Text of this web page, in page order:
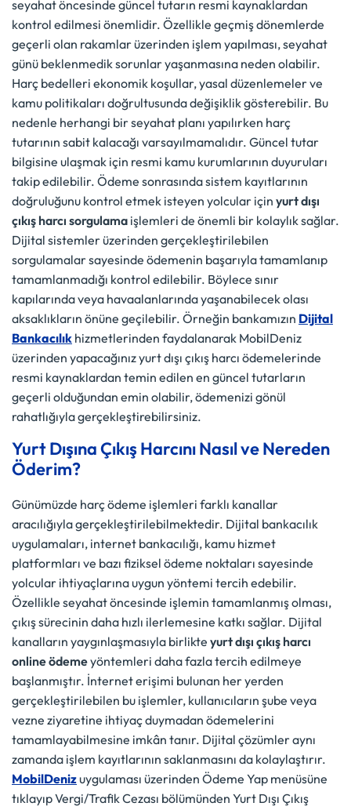
seyahat öncesinde güncel tutarın resmi kaynaklardan
kontrol edilmesi önemlidir. Özellikle geçmiş dönemlerde
geçerli olan rakamlar üzerinden işlem yapılması, seyahat
günü beklenmedik sorunlar yaşanmasına neden olabilir.
Harç bedelleri ekonomik koşullar, yasal düzenlemeler ve
kamu politikaları doğrultusunda değişiklik gösterebilir. Bu
nedenle herhangi bir seyahat planı yapılırken harç
tutarının sabit kalacağı varsayılmamalıdır. Güncel tutar
bilgisine ulaşmak için resmi kamu kurumlarının duyuruları
takip edilebilir. Ödeme sonrasında sistem kayıtlarının
doğruluğunu kontrol etmek isteyen yolcular için yurt dışı
çıkış harcı sorgulama işlemleri de önemli bir kolaylık sağlar.
Dijital sistemler üzerinden gerçekleştirilebilen
sorgulamalar sayesinde ödemenin başarıyla tamamlanıp
tamamlanmadığı kontrol edilebilir. Böylece sınır
kapılarında veya havaalanlarında yaşanabilecek olası
aksaklıkların önüne geçilebilir. Örneğin bankamızın Dijital
Bankacılık hizmetlerinden faydalanarak MobilDeniz
üzerinden yapacağınız yurt dışı çıkış harcı ödemelerinde
resmi kaynaklardan temin edilen en güncel tutarların
geçerli olduğundan emin olabilir, ödemenizi gönül
rahatlığıyla gerçekleştirebilirsiniz.
Yurt Dışına Çıkış Harcını Nasıl ve Nereden
Öderim?
Günümüzde harç ödeme işlemleri farklı kanallar
aracılığıyla gerçekleştirilebilmektedir. Dijital bankacılık
uygulamaları, internet bankacılığı, kamu hizmet
platformları ve bazı fiziksel ödeme noktaları sayesinde
yolcular ihtiyaçlarına uygun yöntemi tercih edebilir.
Özellikle seyahat öncesinde işlemin tamamlanmış olması,
çıkış sürecinin daha hızlı ilerlemesine katkı sağlar. Dijital
kanalların yaygınlaşmasıyla birlikte yurt dışı çıkış harcı
online ödemeyöntemleri daha fazla tercih edilmeye
başlanmıştır. İnternet erişimi bulunan her yerden
gerçekleştirilebilen bu işlemler, kullanıcıların şube veya
vezne ziyaretine ihtiyaç duymadan ödemelerini
tamamlayabilmesine imkân tanır. Dijital çözümler aynı
zamanda işlem kayıtlarının saklanmasını da kolaylaştırır.
MobilDenizuygulaması üzerinden Ödeme Yap menüsüne
tıklayıp Vergi/Trafik Cezası bölümünden Yurt Dışı Çıkış